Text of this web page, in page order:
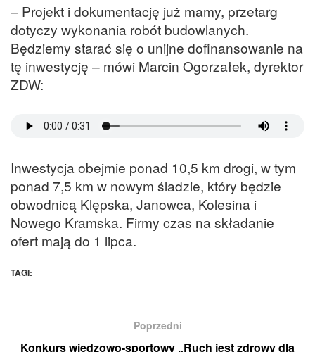
– Projekt i dokumentację już mamy, przetarg
dotyczy wykonania robót budowlanych.
Będziemy starać się o unijne dofinansowanie na
tę inwestycję – mówi Marcin Ogorzałek, dyrektor
ZDW:
Inwestycja obejmie ponad 10,5 km drogi, w tym
ponad 7,5 km w nowym śladzie, który będzie
obwodnicą Klępska, Janowca, Kolesina i
Nowego Kramska. Firmy czas na składanie
ofert mają do 1 lipca.
TAGI:
Poprzedni
Konkurs wiedzowo-sportowy „Ruch jest zdrowy dla